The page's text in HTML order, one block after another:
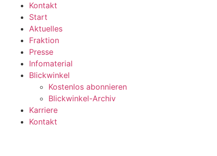
Kontakt
Start
Aktuelles
Fraktion
Presse
Infomaterial
Blickwinkel
Kostenlos abonnieren
Blickwinkel-Archiv
Karriere
Kontakt